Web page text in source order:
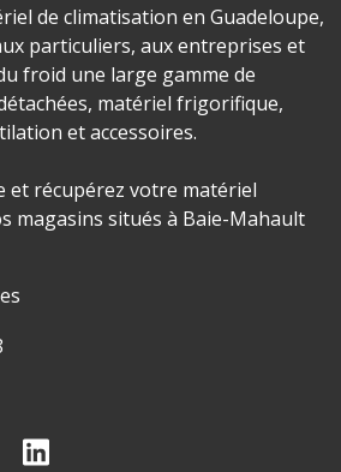
de climatisation en Guadeloupe,
particuliers, aux entreprises et
froid une large gamme de
matériel frigorifique,
et accessoires.
et récupérez votre matériel
magasins situés à Baie-Mahault